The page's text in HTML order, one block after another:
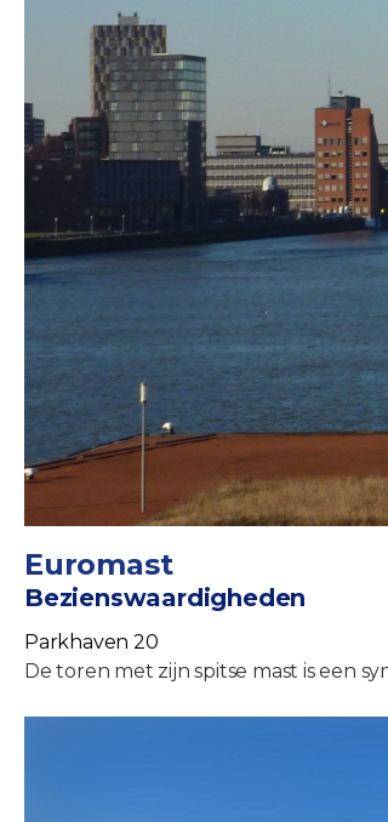
Euromast
Bezienswaardigheden
Parkhaven 20
De toren met zijn spitse mast is een